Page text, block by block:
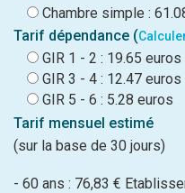
Chambre simple :
Tarif dépendance (
GIR 1 - 2 : 19.65 euros
GIR 3 - 4 : 12.47 euros
GIR 5 - 6 : 5.28 euros
Tarif mensuel estimé
(sur la base de 30 jours)
- 60 ans : 76,83 €